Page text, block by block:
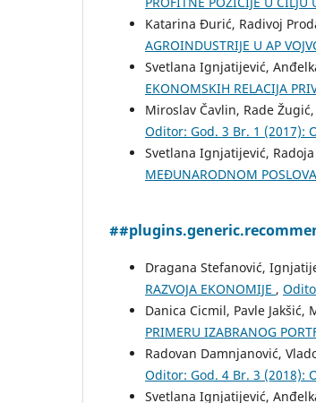
Katarina Đurić, Radivoj
AGROINDUSTRIJE U AP
Svetlana Ignjatijević,
EKONOMSKIH RELACIJA
Miroslav Čavlin, Rade
Oditor: God. 3 Br. 1 (2017):
Svetlana Ignjatijević,
MEĐUNARODNOM
Dragana Stefanović,
RAZVOJA EKONOMIJE ,
Danica Cicmil, Pavle Jakšić,
PRIMERU IZABRANOG
Radovan Damnjanović,
Oditor: God. 4 Br. 3 (2018):
Svetlana Ignjatijević,